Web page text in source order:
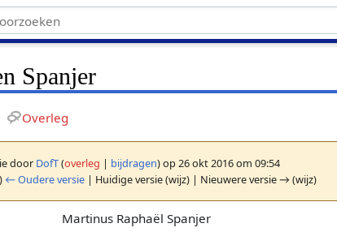
Spanjer
Overleg
door DofT(overleg | bijdragen)op 26 okt 2016 om 09:54
) ← Oudere versie | Huidige versie (wijz) | Nieuwere versie → (wijz)
Martinus Raphaël Spanjer